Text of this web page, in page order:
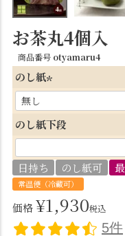
お茶丸4個入
商品番号 otyamaru4
のし紙
必
須
のし紙下段
日持ち のし紙可
常温便（冷蔵可）
価格¥1,930税込
5件